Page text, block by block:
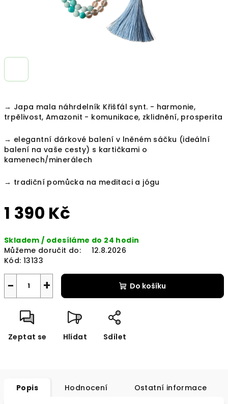
→ Japa mala náhrdelník Křišťál synt. - harmonie,
trpělivost, Amazonit - komunikace, zklidnění, prosperita
→ elegantní dárkové balení v lněném sáčku (ideální
balení na vaše cesty) s kartičkami o
kamenech/minerálech
→ tradiční pomůcka na meditaci a jógu
1 390 Kč
cena:
Skladem / odesíláme do 24 hodin
Můžeme doručit do:
12.8.2026
Kód: 13133
+
− Do košíku
Zeptat se Hlídat Sdílet
Popis Hodnocení Ostatní informace